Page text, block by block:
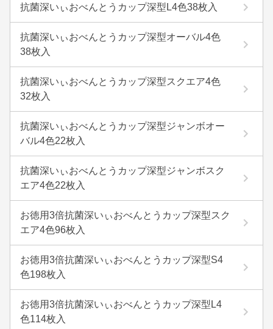
抗菌深いぃおべんとうカップ深型L4色38枚入
抗菌深いぃおべんとうカップ深型オーバル4色
38枚入
抗菌深いぃおべんとうカップ深型スクエア4色
32枚入
抗菌深いぃおべんとうカップ深型ジャンボオー
バル4色22枚入
抗菌深いぃおべんとうカップ深型ジャンボスク
エア4色22枚入
お徳用3倍抗菌深いぃおべんとうカップ深型スク
エア4色96枚入
お徳用3倍抗菌深いぃおべんとうカップ深型S4
色198枚入
お徳用3倍抗菌深いぃおべんとうカップ深型L4
色114枚入